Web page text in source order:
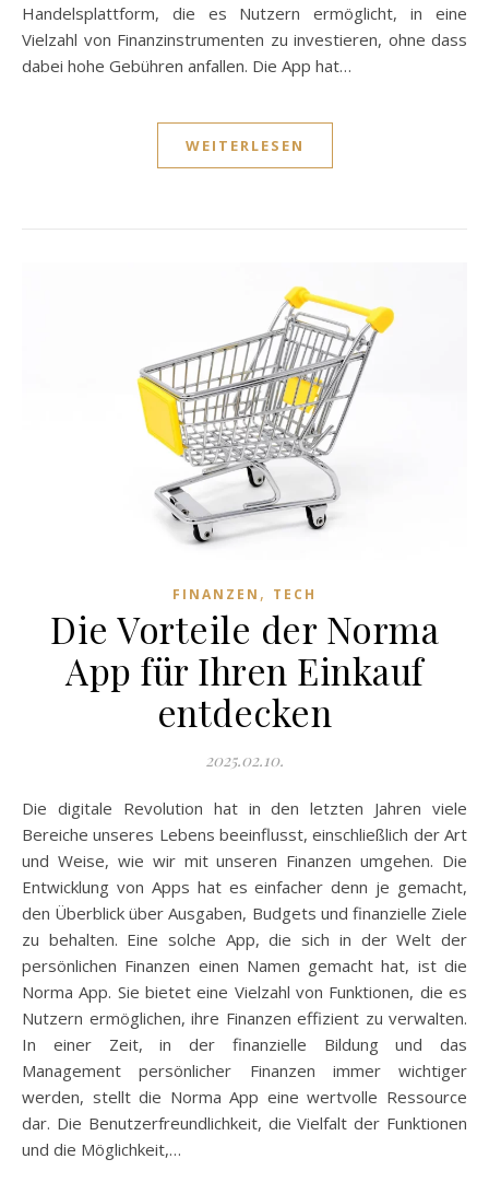
Handelsplattform, die es Nutzern ermöglicht, in eine
Vielzahl von Finanzinstrumenten zu investieren, ohne dass
dabei hohe Gebühren anfallen. Die App hat…
WEITERLESEN
FINANZEN , TECH
Die Vorteile der Norma
App für Ihren Einkauf
entdecken
2025.02.10.
Die digitale Revolution hat in den letzten Jahren viele
Bereiche unseres Lebens beeinflusst, einschließlich der Art
und Weise, wie wir mit unseren Finanzen umgehen. Die
Entwicklung von Apps hat es einfacher denn je gemacht,
den Überblick über Ausgaben, Budgets und finanzielle Ziele
zu behalten. Eine solche App, die sich in der Welt der
persönlichen Finanzen einen Namen gemacht hat, ist die
Norma App. Sie bietet eine Vielzahl von Funktionen, die es
Nutzern ermöglichen, ihre Finanzen effizient zu verwalten.
In einer Zeit, in der finanzielle Bildung und das
Management persönlicher Finanzen immer wichtiger
werden, stellt die Norma App eine wertvolle Ressource
dar. Die Benutzerfreundlichkeit, die Vielfalt der Funktionen
und die Möglichkeit,…